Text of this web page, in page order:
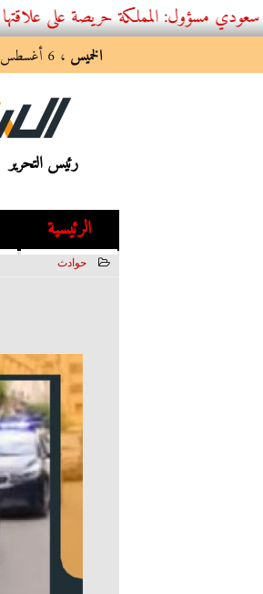
حريصة على علاقتها مع العراق
الخميس ، 6 أغسطس 2026
رئيس التحرير
الرئيسية
حوادث